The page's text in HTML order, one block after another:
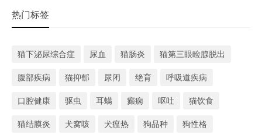
热门标签
猫下泌尿综合症 尿血 猫肠炎 猫第三眼睑腺脱出
腹部疾病 猫抑郁 尿闭 绝育 呼吸道疾病
口腔健康 驱虫 耳螨 癫痫 呕吐 猫饮食
猫结膜炎 犬窝咳 犬瘟热 狗品种 狗性格